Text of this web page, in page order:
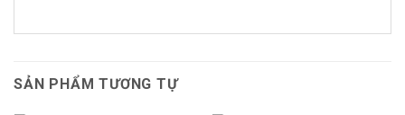
SẢN PHẨM TƯƠNG TỰ